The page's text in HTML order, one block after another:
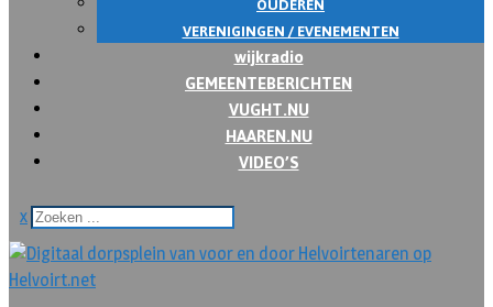
VERENIGINGEN / EVENEMENTEN
wijkradio
GEMEENTEBERICHTEN
VUGHT.NU
HAAREN.NU
VIDEO’S
x